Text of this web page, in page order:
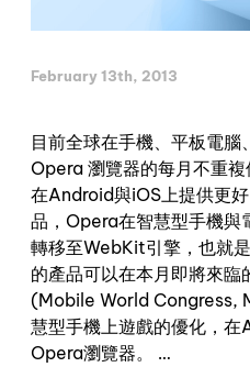
February 13th, 2013
目前全球在手機、平板電腦
Opera 瀏覽器的每月不重
在Android與iOS上提供更
品，Opera在智慧型手機與
轉移至WebKit引擎，也就
的產品可以在本月即將來臨
(Mobile World Congress,
慧型手機上遊戲的優化，
Opera瀏覽器。 …